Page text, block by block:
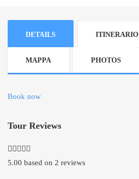
DETAILS ITINERARIO
MAPPA PHOTOS
Book now
Tour Reviews
5.00 based on 2 reviews